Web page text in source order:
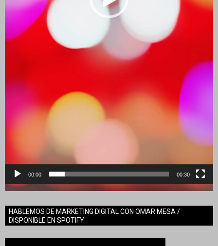
00:00 00:30
HABLEMOS DE MARKETING DIGITAL CON OMAR MESA /
DISPONIBLE EN SPOTIFY